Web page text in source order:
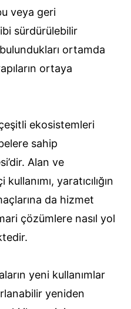
veya geri
sürdürülebilir
ortamda
ortaya
ekosistemleri
sahip
Alan ve
yaratıcılığın
da hizmet
çözümlere nasıl yol
yeni kullanımlar
yeniden